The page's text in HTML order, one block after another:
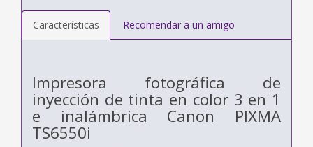
Características Recomendar a un amigo
Impresora fotográfica de
inyección de tinta en color 3 en 1
e inalámbrica Canon PIXMA
TS6550i